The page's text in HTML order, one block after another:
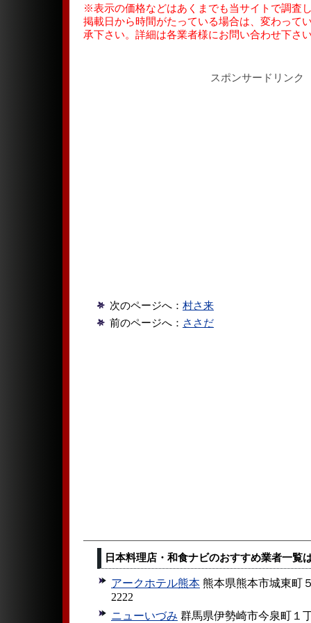
※表示の価格などはあくまでも当サイトで調査
掲載日から時間がたっている場合は、変わって
承下さい。詳細は各業者様にお問い合わせ下さ
スポンサードリンク
次のページへ： 村さ来
前のページへ： ささだ
日本料理店・和食ナビのおすすめ業者一覧
アークホテル熊本 熊本県熊本市城東町
2222
ニューいづみ 群馬県伊勢崎市今泉町１